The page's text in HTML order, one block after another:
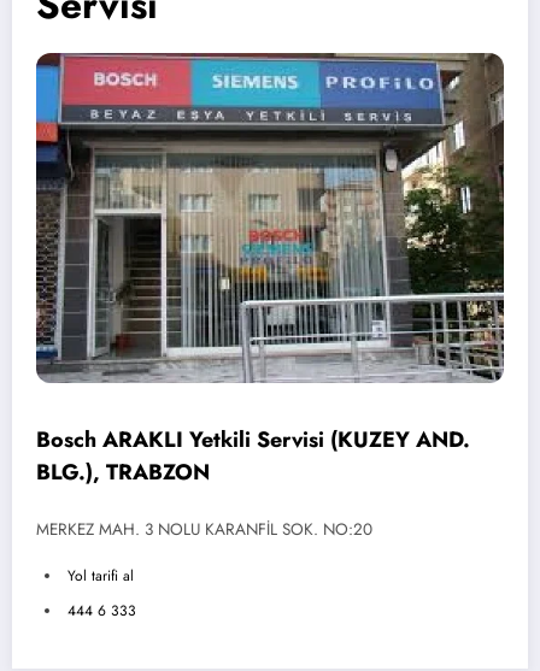
Bosch ARAKLI Yetkili Servisi (KUZEY AND.
BLG.), TRABZON
MERKEZ MAH. 3 NOLU KARANFİL SOK. NO:20
Yol tarifi al
444 6 333